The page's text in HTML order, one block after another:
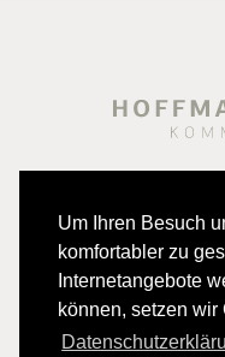
Um Ihren Besuch
komfortabler zu
Internetangebote
können, setzen wir